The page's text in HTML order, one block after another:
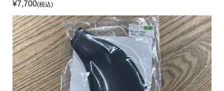
¥7,700(税込)